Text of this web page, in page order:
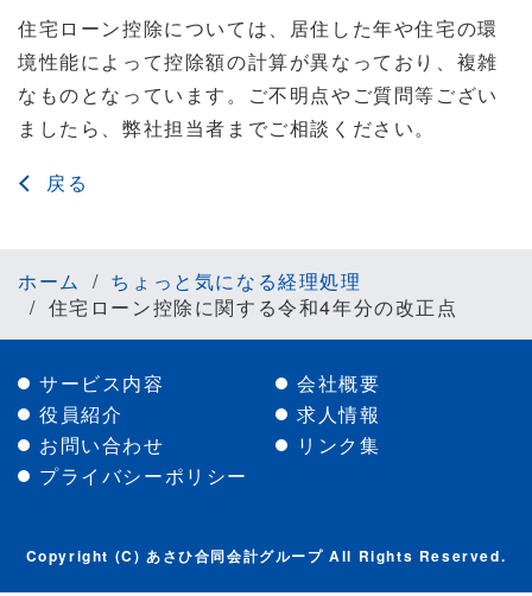
住宅ローン控除については、居住した年や住宅の環
境性能によって控除額の計算が異なっており、複雑
なものとなっています。ご不明点やご質問等ござい
ましたら、弊社担当者までご相談ください。
戻る
ホーム
ちょっと気になる経理処理
住宅ローン控除に関する令和4年分の改正点
サービス内容
会社概要
役員紹介
求人情報
お問い合わせ
リンク集
プライバシーポリシー
Copyright (C) あさひ合同会計グループ All Rights Reserved.